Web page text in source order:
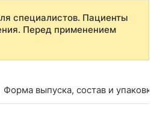
специалистов. Пациенты
Перед применением
Форма выпуска, состав и упаковка